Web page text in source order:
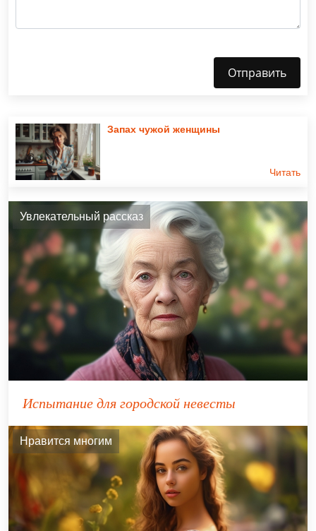
Отправить
Запах чужой женщины
Читать
Увлекательный рассказ
Испытание для городской невесты
Нравится многим